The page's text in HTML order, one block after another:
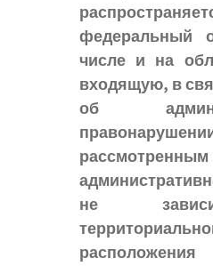
федеральный
числе и на
входящую, в
об
не